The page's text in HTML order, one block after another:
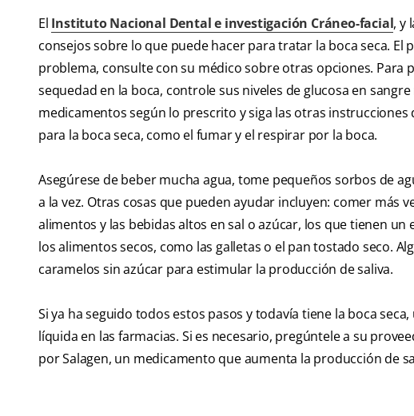
El Instituto Nacional Dental e investigación Cráneo-facial, y
consejos sobre lo que puede hacer para tratar la boca seca. El
problema, consulte con su médico sobre otras opciones. Para
sequedad en la boca, controle sus niveles de glucosa en
medicamentos según lo prescrito y siga las otras
para la boca seca, como el fumar y el respirar por la boca.
Asegúrese de beber mucha agua, tome pequeños sorbos de
a la vez. Otras cosas que pueden ayudar incluyen: comer más
alimentos y las bebidas altos en sal o azúcar, los que tienen
los alimentos secos, como las galletas o el pan tostado seco.
caramelos sin azúcar para estimular la producción de saliva.
Si ya ha seguido todos estos pasos y todavía tiene la boca
líquida en las farmacias. Si es necesario, pregúntele a su
por Salagen, un medicamento que aumenta la producción de